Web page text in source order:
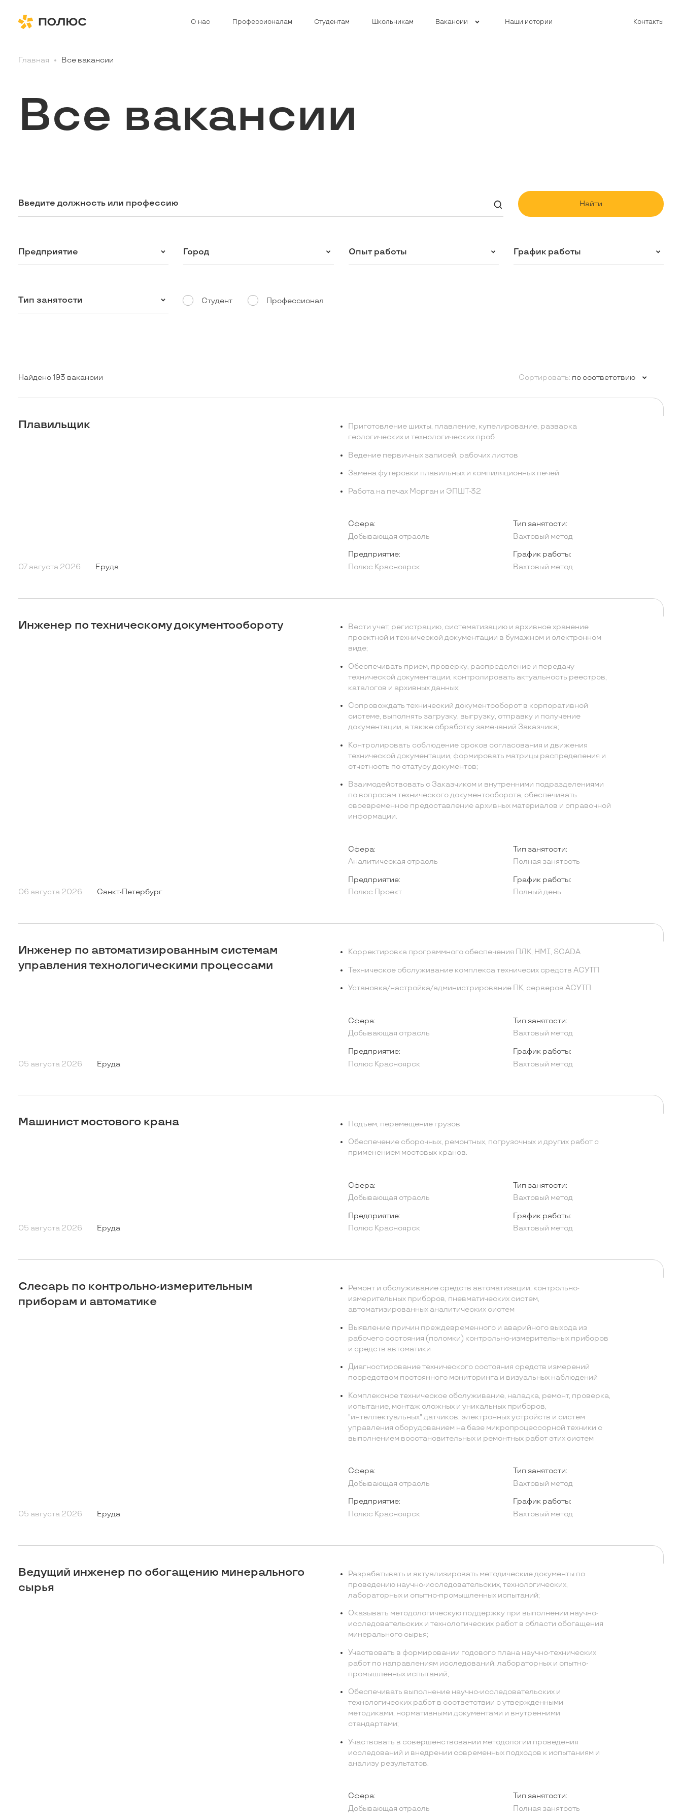
О нас Профессионалам Студентам Школьникам Вакансии Наши истории Контакты
Главная Все вакансии
Все вакансии
Найти
Предприятие Город Опыт работы График работы
Тип занятости Студент Профессионал
Сортировать: по соответствию
Найдено 193 вакансии
Плавильщик
Приготовление шихты, плавление, купелирование, разварка
геологических и технологических проб
Ведение первичных записей, рабочих листов
Замена футеровки плавильных и компиляционных печей
Работа на печах Морган и ЭПШТ-32
Сфера:
Добывающая отрасль
Тип занятости:
Вахтовый метод
Предприятие:
Полюс Красноярск
График работы:
Вахтовый метод
07 августа 2026 Еруда
Инженер по техническому документообороту
Вести учет, регистрацию, систематизацию и архивное хранение
проектной и технической документации в бумажном и электронном
виде;
Обеспечивать прием, проверку, распределение и передачу
технической документации, контролировать актуальность реестров,
каталогов и архивных данных;
Сопровождать технический документооборот в корпоративной
системе, выполнять загрузку, выгрузку, отправку и получение
документации, а также обработку замечаний Заказчика;
Контролировать соблюдение сроков согласования и движения
технической документации, формировать матрицы распределения и
отчетность по статусу документов;
Взаимодействовать с Заказчиком и внутренними подразделениями
по вопросам технического документооборота, обеспечивать
своевременное предоставление архивных материалов и справочной
информации.
Сфера:
Аналитическая отрасль
Тип занятости:
Полная занятость
Предприятие:
Полюс Проект
График работы:
Полный день
06 августа 2026 Санкт-Петербург
Инженер по автоматизированным системам
управления технологическими процессами
Корректировка программного обеспечения ПЛК, HMI, SCADA
Техническое обслуживание комплекса техничесих средств АСУТП
Установка/настройка/администрирование ПК, серверов АСУТП
Сфера:
Добывающая отрасль
Тип занятости:
Вахтовый метод
Предприятие:
Полюс Красноярск
График работы:
Вахтовый метод
05 августа 2026 Еруда
Машинист мостового крана Подъем, перемещение грузов
Обеспечение сборочных, ремонтных, погрузочных и других работ с
применением мостовых кранов.
Сфера:
Добывающая отрасль
Тип занятости:
Вахтовый метод
Предприятие:
Полюс Красноярск
График работы:
Вахтовый метод
05 августа 2026 Еруда
Слесарь по контрольно-измерительным
приборам и автоматике
Ремонт и обслуживание средств автоматизации, контрольно-
измерительных приборов, пневматических систем,
автоматизированных аналитических систем
Выявление причин преждевременного и аварийного выхода из
рабочего состояния (поломки) контрольно-измерительных приборов
и средств автоматики
Диагностирование технического состояния средств измерений
посредством постоянного мониторинга и визуальных наблюдений
Комплексное техническое обслуживание, наладка, ремонт, проверка,
испытание, монтаж сложных и уникальных приборов,
"интеллектуальных" датчиков, электронных устройств и систем
управления оборудованием на базе микропроцессорной техники с
выполнением восстановительных и ремонтных работ этих систем
Сфера:
Добывающая отрасль
Тип занятости:
Вахтовый метод
Предприятие:
Полюс Красноярск
График работы:
Вахтовый метод
05 августа 2026 Еруда
Ведущий инженер по обогащению минерального
сырья
Разрабатывать и актуализировать методические документы по
проведению научно-исследовательских, технологических,
лабораторных и опытно-промышленных испытаний;
Оказывать методологическую поддержку при выполнении научно-
исследовательских и технологических работ в области обогащения
минерального сырья;
Участвовать в формировании годового плана научно-технических
работ по направлениям исследований, лабораторных и опытно-
промышленных испытаний;
Обеспечивать выполнение научно-исследовательских и
технологических работ в соответствии с утвержденными
методиками, нормативными документами и внутренними
стандартами;
Участвовать в совершенствовании методологии проведения
исследований и внедрении современных подходов к испытаниям и
анализу результатов.
Сфера:
Добывающая отрасль
Тип занятости:
Полная занятость